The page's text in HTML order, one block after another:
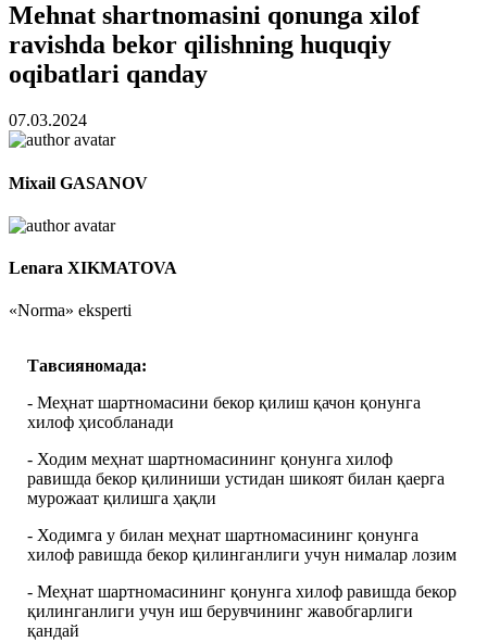
Mehnat shartnomasini qonunga хilof
ravishda bekor qilishning huquqiy
oqibatlari qanday
07.03.2024
Miхail GASANOV
Lenara XIKMATOVA
«Norma» eksperti
Тавсияномада:
- Меҳнат шартномасини бекор қилиш қачон қонунга
хилоф ҳисобланади
- Ходим меҳнат шартномасининг қонунга хилоф
равишда бекор қилиниши устидан шикоят билан қаерга
мурожаат қилишга ҳақли
- Ходимга у билан меҳнат шартномасининг қонунга
хилоф равишда бекор қилинганлиги учун нималар лозим
- Меҳнат шартномасининг қонунга хилоф равишда бекор
қилинганлиги учун иш берувчининг жавобгарлиги
қандай